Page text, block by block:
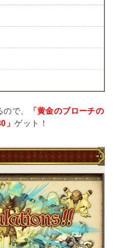
で、
「黄金のブローチの
」ゲット！